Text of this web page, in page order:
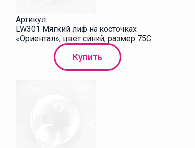
Артикул:
LW301 Мягкий лиф на косточках
«Ориентал», цвет синий, размер 75C
Купить